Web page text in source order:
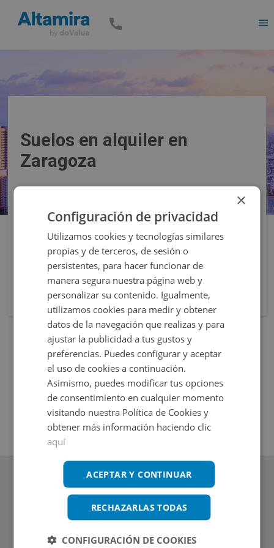
Suelos en alquiler en
Zaragoza
Filtros
www.altamirainmuebles.com
Edificio Skylight
Avenida de Manoteras 14-16, 28050, Madrid
×
Configuración de privacidad
Utilizamos cookies y tecnologías similares
propias y de terceros, de sesión o
persistentes, para hacer funcionar de
manera segura nuestra página web y
personalizar su contenido. Igualmente,
utilizamos cookies para medir y obtener
datos de la navegación que realizas y para
ajustar la publicidad a tus gustos y
preferencias. Puedes configurar y aceptar
el uso de cookies a continuación.
Asimismo, puedes modificar tus opciones
de consentimiento en cualquier momento
visitando nuestra Política de Cookies y
obtener más información haciendo clic
aquí
ACEPTAR Y CONTINUAR
RECHAZARLAS TODAS
CONFIGURACIÓN DE COOKIES